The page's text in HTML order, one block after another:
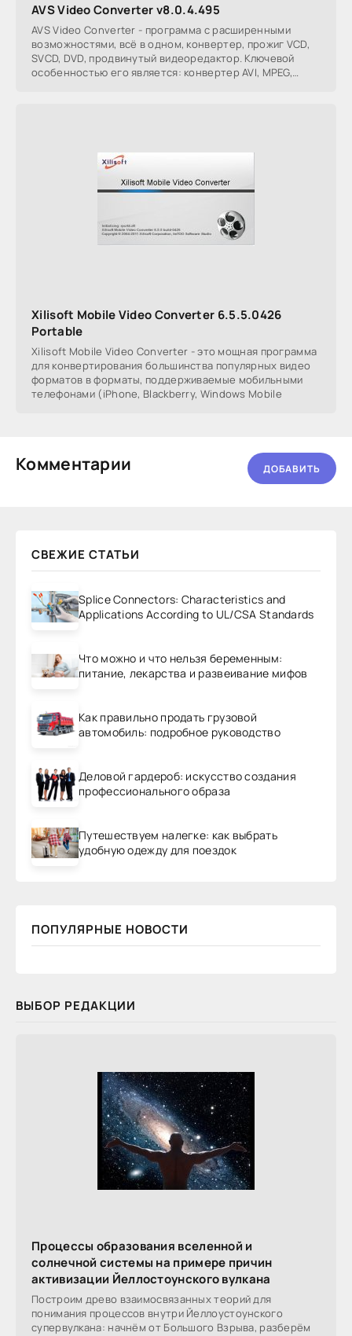
AVS Video Converter v8.0.4.495
AVS Video Converter - программа с расширенными
возможностями, всё в одном, конвертер, прожиг VCD,
SVCD, DVD, продвинутый видеоредактор. Ключевой
особенностью его является: конвертер AVI, MPEG,
Xilisoft Mobile Video Converter 6.5.5.0426
Portable
Xilisoft Mobile Video Converter - это мощная программа
для конвертирования большинства популярных видео
форматов в форматы, поддерживаемые мобильными
телефонами (iPhone, Blackberry, Windows Mobile
Комментарии ДОБАВИТЬ
СВЕЖИЕ СТАТЬИ
Splice Connectors: Characteristics and
Applications According to UL/CSA Standards
Что можно и что нельзя беременным:
питание, лекарства и развеивание мифов
Как правильно продать грузовой
автомобиль: подробное руководство
Деловой гардероб: искусство создания
профессионального образа
Путешествуем налегке: как выбрать
удобную одежду для поездок
ПОПУЛЯРНЫЕ НОВОСТИ
ВЫБОР РЕДАКЦИИ
Процессы образования вселенной и
солнечной системы на примере причин
активизации Йеллостоунского вулкана
Построим древо взаимосвязанных теорий для
понимания процессов внутри Йеллоустоунского
супервулкана: начнём от Большого Взрыва, разберём